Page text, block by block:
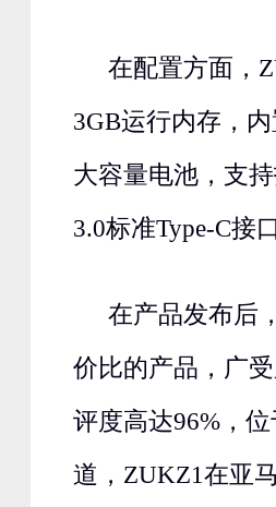
在配置方面，
3GB运行内存，
大容量电池，支
3.0标准Type-C接口
在产品发布后
价比的产品，广
评度高达96%，
道，ZUKZ1在亚